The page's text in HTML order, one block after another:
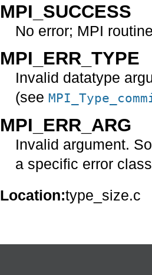
MPI_SUCCESS
No error; MPI
MPI_ERR_TYPE
Invalid datatype
(see
MPI_ERR_ARG
Invalid argument.
a specific error
Location:type_size.c